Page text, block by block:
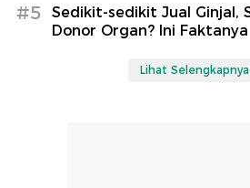
#5
Sedikit-sedikit Jual Ginjal,
Donor Organ? Ini Faktanya
Lihat Selengkapnya